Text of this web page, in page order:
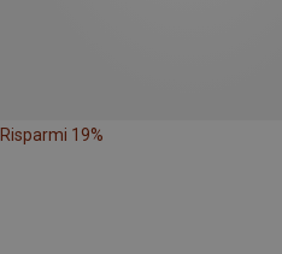
Risparmi 19%